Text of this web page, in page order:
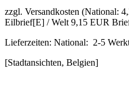
zzgl. Versandkosten (National:
Eilbrief[E] / Welt 9,15 EUR
Lieferzeiten: National: 2-5
[Stadtansichten, Belgien]